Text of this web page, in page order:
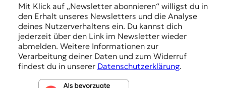
Mit Klick auf „Newsletter abonnieren“ willigst du in
den Erhalt unseres Newsletters und die Analyse
deines Nutzerverhaltens ein. Du kannst dich
jederzeit über den Link im Newsletter wieder
abmelden. Weitere Informationen zur
Verarbeitung deiner Daten und zum Widerruf
findest du in unserer Datenschutzerklärung.